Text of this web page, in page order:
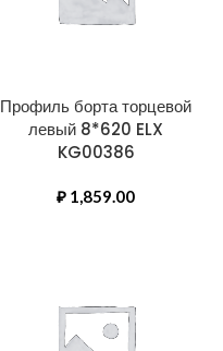
Профиль борта торцевой
левый 8*620 ELX
KG00386
₽ 1,859.00